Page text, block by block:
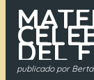
DEL
publicado por